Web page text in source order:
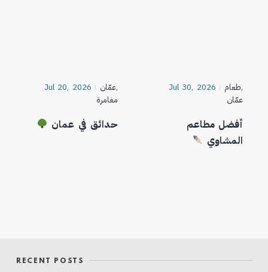
Jul 30, 2026 طعام,
عمّان
أفضل مطاعم
المشاوي
Jul 20, 2026 عمّان,
مغامرة
حدائق في عمان
RECENT POSTS